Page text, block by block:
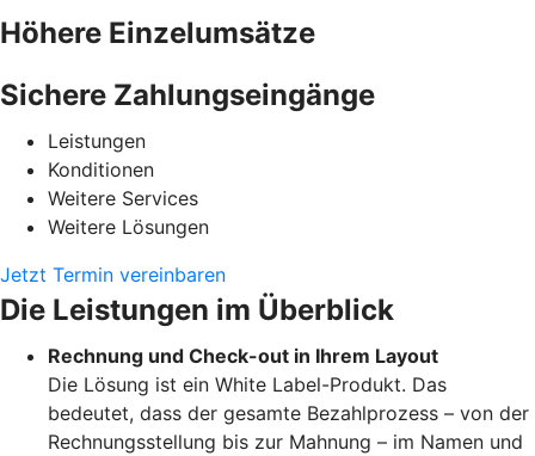
Höhere Einzelumsätze
Sichere Zahlungseingänge
Leistungen
Konditionen
Weitere Services
Weitere Lösungen
Jetzt Termin vereinbaren
Die Leistungen im Überblick
Rechnung und Check-out in Ihrem Layout
Die Lösung ist ein White Label-Produkt. Das
bedeutet, dass der gesamte Bezahlprozess – von der
Rechnungsstellung bis zur Mahnung – im Namen und